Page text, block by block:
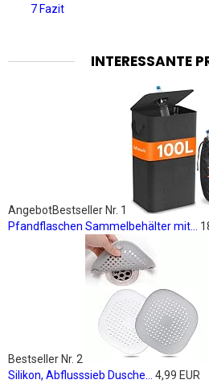
7 Fazit
INTERESSANTE
AngebotBestseller Nr. 1
Pfandflaschen Sammelbehälter mit...
Bestseller Nr. 2
Silikon, Abflusssieb Dusche...
4,99 EUR